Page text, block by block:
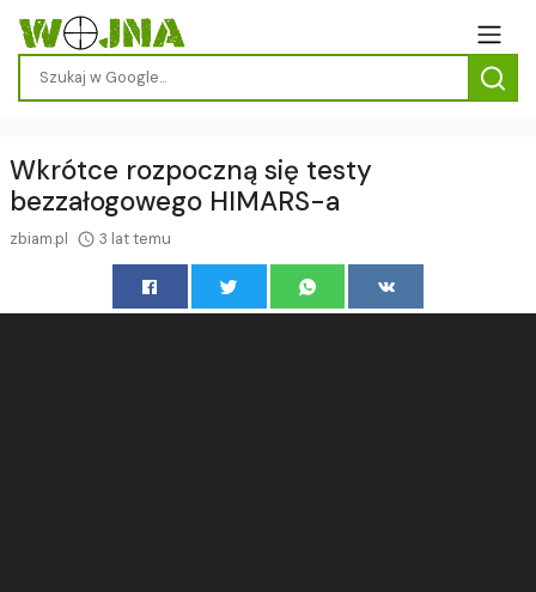
Wkrótce rozpoczną się testy
bezzałogowego HIMARS-a
zbiam.pl 3 lat temu